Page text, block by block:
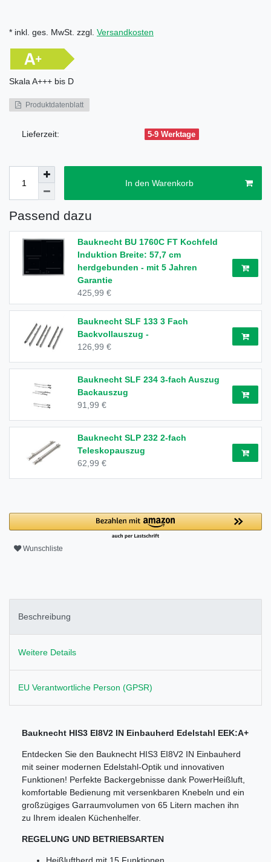
* inkl. ges. MwSt. zzgl. Versandkosten
Skala A+++ bis D
Produktdatenblatt
Lieferzeit: 5-9 Werktage
In den Warenkorb
Passend dazu
Bauknecht BU 1760C FT Kochfeld
Induktion Breite: 57,7 cm
herdgebunden - mit 5 Jahren
Garantie
425,99 €
Bauknecht SLF 133 3 Fach
Backvollauszug -
126,99 €
Bauknecht SLF 234 3-fach Auszug
Backauszug
91,99 €
Bauknecht SLP 232 2-fach
Teleskopauszug
62,99 €
Wunschliste
Beschreibung
Weitere Details
EU Verantwortliche Person (GPSR)
Bauknecht HIS3 EI8V2 IN Einbauherd Edelstahl EEK:A+
Entdecken Sie den Bauknecht HIS3 EI8V2 IN Einbauherd
mit seiner modernen Edelstahl-Optik und innovativen
Funktionen! Perfekte Backergebnisse dank PowerHeißluft,
komfortable Bedienung mit versenkbaren Knebeln und ein
großzügiges Garraumvolumen von 65 Litern machen ihn
zu Ihrem idealen Küchenhelfer.
REGELUNG UND BETRIEBSARTEN